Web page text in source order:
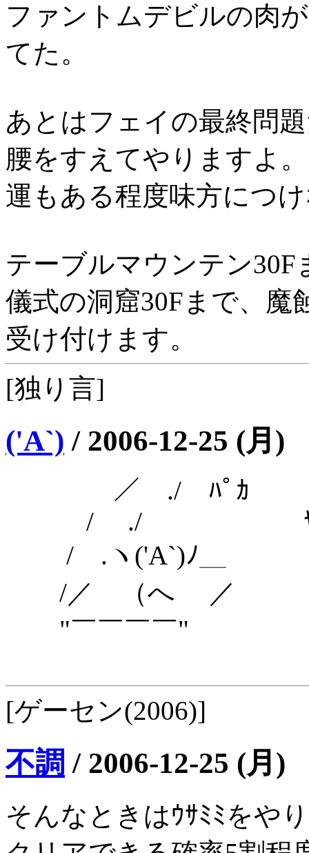
ファントムデビルの肉
てた。
あとはフェイの最終問
腰をすえてやりますよ。
運もある程度味方につ
テーブルマウンテン30F
儀式の洞窟30Fまで、魔
受け付けます。
[独り言]
('A`) / 2006-12-25 (月)
／ ./ ﾊﾟｶ
/ ./ ﾔｯﾄｼｪﾙﾀ
/ .ヽ('A`)ﾉ＿
/／ （へ ／
"￣￣￣￣"
[ゲーセン(2006)]
不調 / 2006-12-25 (月)
そんなときはｳｻﾐﾐをや